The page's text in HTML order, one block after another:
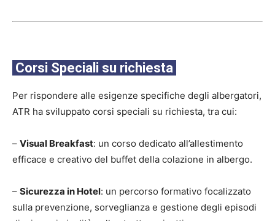
Corsi Speciali su richiesta
Per rispondere alle esigenze specifiche degli albergatori,
ATR ha sviluppato corsi speciali su richiesta, tra cui:
– Visual Breakfast: un corso dedicato all’allestimento
efficace e creativo del buffet della colazione in albergo.
– Sicurezza in Hotel: un percorso formativo focalizzato
sulla prevenzione, sorveglianza e gestione degli episodi